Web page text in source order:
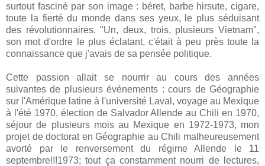
surtout fasciné par son image : béret, barbe hirsute, cigare,
toute la fierté du monde dans ses yeux, le plus séduisant
des révolutionnaires. "Un, deux, trois, plusieurs Vietnam",
son mot d'ordre le plus éclatant, c'était à peu près toute la
connaissance que j'avais de sa pensée politique.
Cette passion allait se nourrir au cours des années
suivantes de plusieurs événements : cours de Géographie
sur l'Amérique latine à l'université Laval, voyage au Mexique
à l'été 1970, élection de Salvador Allende au Chili en 1970,
séjour de plusieurs mois au Mexique en 1972-1973, mon
projet de doctorat en Géographie au Chili malheureusement
avorté par le renversement du régime Allende le 11
septembre!!!1973; tout ça constamment nourri de lectures,